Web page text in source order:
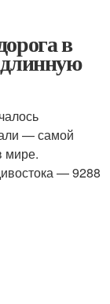
в
— самой
мире.
— 9288